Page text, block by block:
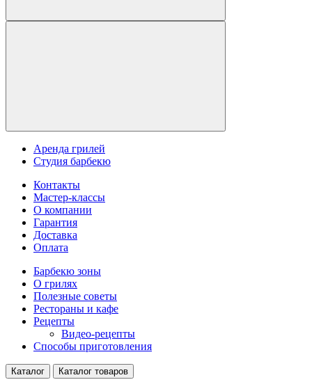
Аренда грилей
Студия барбекю
Контакты
Мастер-классы
О компании
Гарантия
Доставка
Оплата
Барбекю зоны
О грилях
Полезные советы
Рестораны и кафе
Рецепты
Видео-рецепты
Способы приготовления
Каталог Каталог товаров